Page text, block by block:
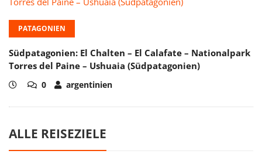
PATAGONIEN
Südpatagonien: El Chalten – El Calafate – Nationalpark
Torres del Paine – Ushuaia (Südpatagonien)
0 argentinien
ALLE REISEZIELE